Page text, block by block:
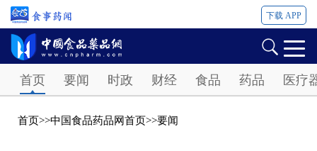
下载 APP
首页 要闻 时政 财经 食品 药品 医疗
首页>>中国食品药品网首页>>要闻